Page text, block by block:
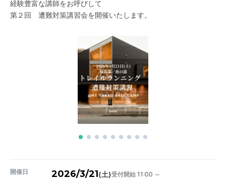
経験豊富な講師をお呼びして
第２回 遭難対策講習会を開催いたします。
開催日 2026/3/21(土)受付開始 11:00 ～